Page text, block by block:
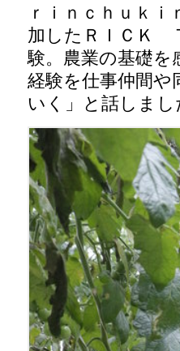
ｒｉｎｃｈｕｋ
加したＲＩＣＫ
験。農業の基礎
経験を仕事仲間
いく」と話しまし